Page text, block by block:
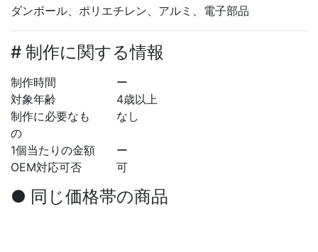
ダンボール、ポリエチレン、アルミ、電子部品
# 制作に関する情報
制作時間
ー
対象年齢
4歳以上
制作に必要なも
の
なし
1個当たりの金額
ー
OEM対応可否
可
● 同じ価格帯の商品